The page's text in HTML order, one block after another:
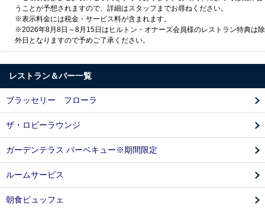
うことが予想されますので、詳細はスタッフまでお尋ねください。
※表示料金には税金・サービス料が含まれます。
※2026年8月8日～8月15日はヒルトン・オナーズ会員様のレストラン特典は除
外日となりますので予めご了承ください。
レストラン＆バー一覧
ブラッセリー フローラ
ザ・ロビーラウンジ
ガーデンテラス バーベキュー※期間限定
ルームサービス
朝食ビュッフェ